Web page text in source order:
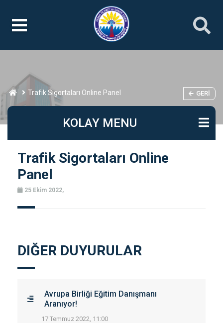
Trafik Sigortaları Online Panel GERI
KOLAY MENU
Trafik Sigortaları Online
Panel
25 Ekim 2022,
DIĞER DUYURULAR
Avrupa Birliği Eğitim Danışmanı
Aranıyor!
17 Temmuz 2022, 11:00